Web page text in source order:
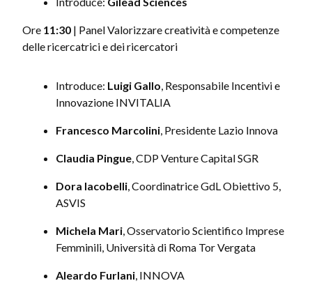
Ore 11:30 | Panel Valorizzare creatività e competenze
delle ricercatrici e dei ricercatori
Introduce: Luigi Gallo , Responsabile Incentivi e
Innovazione INVITALIA
Francesco Marcolini , Presidente Lazio Innova
Claudia Pingue , CDP Venture Capital SGR
Dora Iacobelli , Coordinatrice GdL Obiettivo 5,
ASVIS
Michela Mari , Osservatorio Scientifico Imprese
Femminili, Università di Roma Tor Vergata
Aleardo Furlani , INNOVA